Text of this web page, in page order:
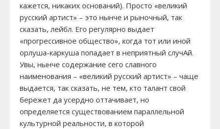
кажется, никаких оснований). Просто «великий
русский артист» – это нынче и рыночный, так
сказать, лейбл. Его регулярно выдает
«прогрессивное общество», когда тот или иной
орлуша-каркуша попадает в неприятный случАй.
Увы, нынче содержание сего славного
наименования – «великий русский артист» – чаще
выдается, так сказать, не тем, кто талант свой
бережет да усердно оттачивает, но
определяется существованием параллельной
культурной реальности, в которой